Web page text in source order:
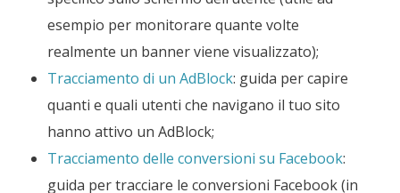
esempio per monitorare quante volte
realmente un banner viene visualizzato);
Tracciamento di un AdBlock: guida per capire
quanti e quali utenti che navigano il tuo sito
hanno attivo un AdBlock;
Tracciamento delle conversioni su Facebook:
guida per tracciare le conversioni Facebook (in